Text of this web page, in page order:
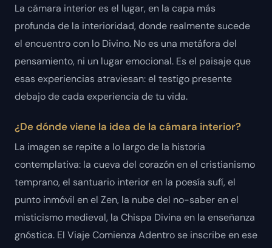
La cámara interior es el lugar, en la capa más
profunda de la interioridad, donde realmente sucede
el encuentro con lo Divino. No es una metáfora del
pensamiento, ni un lugar emocional. Es el paisaje que
esas experiencias atraviesan: el testigo presente
debajo de cada experiencia de tu vida.
¿De dónde viene la idea de la cámara interior?
La imagen se repite a lo largo de la historia
contemplativa: la cueva del corazón en el cristianismo
temprano, el santuario interior en la poesía sufí, el
punto inmóvil en el Zen, la nube del no-saber en el
misticismo medieval, la Chispa Divina en la enseñanza
gnóstica. El Viaje Comienza Adentro se inscribe en ese